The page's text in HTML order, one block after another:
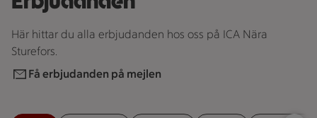
Här hittar du alla erbjudanden hos oss på ICA Nära
Sturefors.
Få erbjudanden på mejlen